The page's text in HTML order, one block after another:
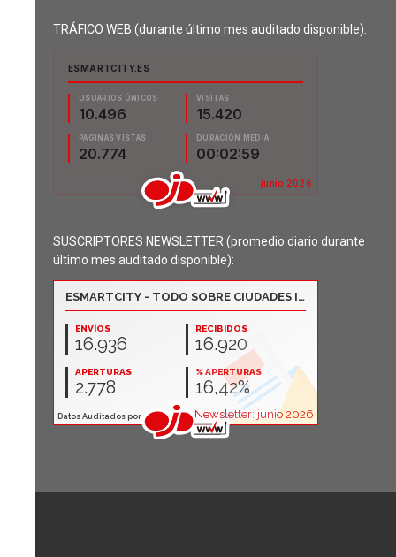
TRÁFICO WEB (durante último mes auditado disponible):
SUSCRIPTORES NEWSLETTER (promedio diario durante
último mes auditado disponible):